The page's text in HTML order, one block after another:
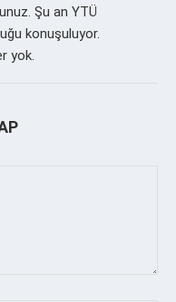
Şu an YTÜ
konuşuluyor.
yok.